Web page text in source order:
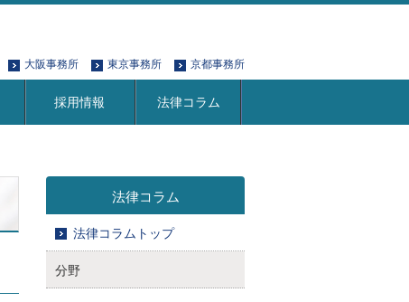
大阪事務所 東京事務所 京都事務所
採用情報 法律コラム
法律コラム
法律コラムトップ
分野